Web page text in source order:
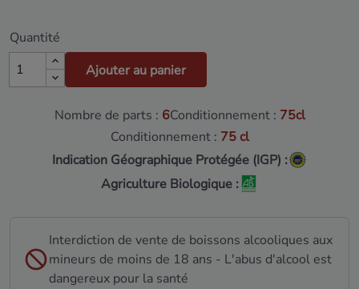
Quantité
Ajouter au panier
Nombre de parts : 6Conditionnement : 75cl
Conditionnement : 75 cl
Indication Géographique Protégée (IGP) :
Agriculture Biologique :
Interdiction de vente de boissons alcooliques aux
mineurs de moins de 18 ans - L'abus d'alcool est
dangereux pour la santé